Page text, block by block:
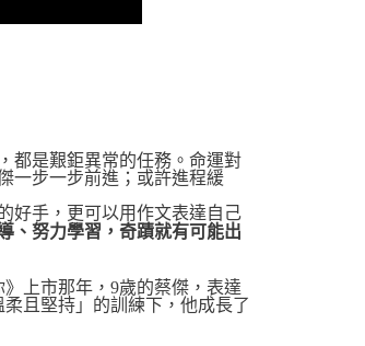
都是艱鉅異常的任務。命運對
一步一步前進；或許進程緩
好手，更可以用作文表達自己
、努力學習，奇蹟就有可能出
上市那年，9歲的蔡傑，表達
且堅持」的訓練下，他成長了